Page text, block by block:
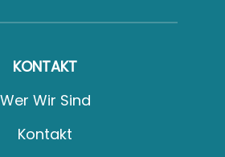
KONTAKT
Wer Wir Sind
Kontakt